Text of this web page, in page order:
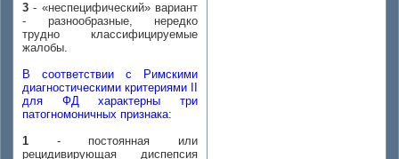
3 - «неспецифический» вариант
- разнообразные, нередко
трудно классифицируемые
жалобы.
В соответствии с Римскими
диагностическими критериями II
для ФД характерны три
патогномоничных признака:
1 - постоянная или
рецидивирующая диспепсия